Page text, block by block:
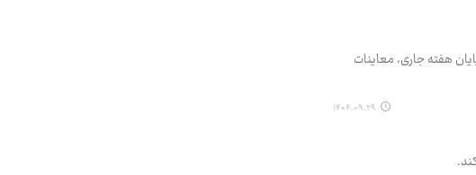
حج و زیارت هلال احمر گفت: همزمان با آغاز پیش‌ثبت‌نام متقاضیان حج تمتع ۱۴۰۵ از پایان هفته جاری، معاینات
۱۴۰۴.۰۹.۲۹